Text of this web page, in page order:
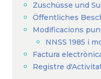
Zuschüsse und
Öffentliches
Modificacions
NNSS 1985 i
Factura
Registre